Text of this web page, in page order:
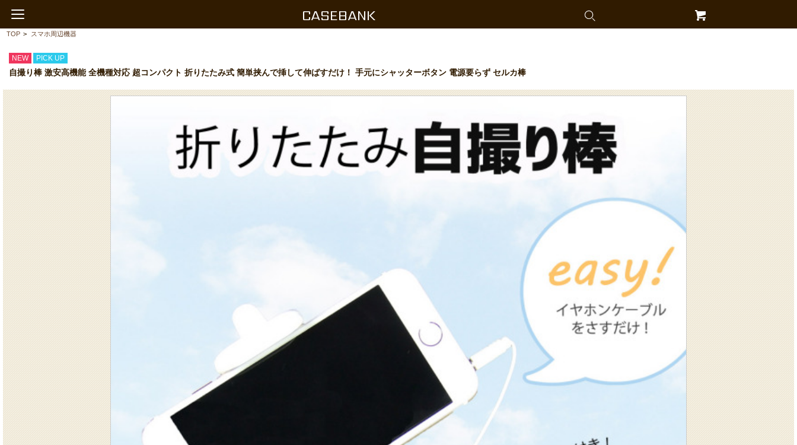
CASEBANK
TOP > スマホ周辺機器
NEW PICK UP
自撮り棒 激安高機能 全機種対応 超コンパクト 折りたたみ式 簡単挟んで挿して伸ばすだけ！ 手元にシャッターボタン 電源要らず セルカ棒